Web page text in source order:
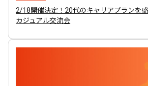
2/18開催決定！20代のキャリアプランを
カジュアル交流会